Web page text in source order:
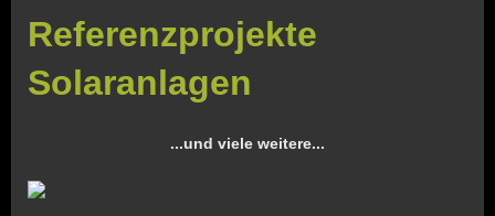
Referenzprojekte
Solaranlagen
...und viele weitere...